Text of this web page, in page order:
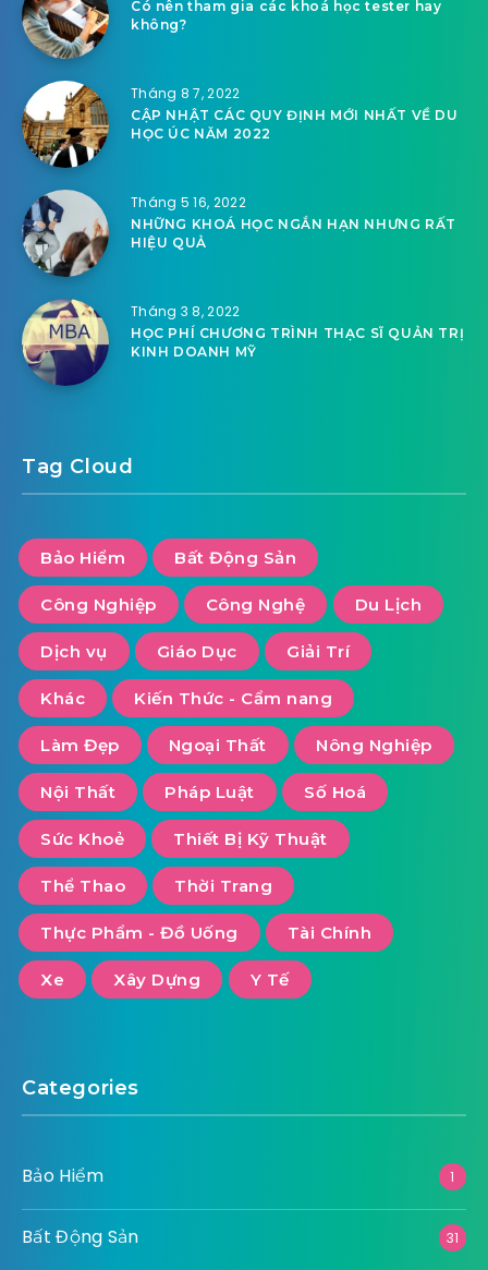
Có nên tham gia các khoá học tester hay
không?
Tháng 8 7, 2022
CẬP NHẬT CÁC QUY ĐỊNH MỚI NHẤT VỀ DU
HỌC ÚC NĂM 2022
Tháng 5 16, 2022
NHỮNG KHOÁ HỌC NGẮN HẠN NHƯNG RẤT
HIỆU QUẢ
Tháng 3 8, 2022
HỌC PHÍ CHƯƠNG TRÌNH THẠC SĨ QUẢN TRỊ
KINH DOANH MỸ
Tag Cloud
Bảo Hiểm Bất Động Sản
Công Nghiệp Công Nghệ Du Lịch
Dịch vụ Giáo Dục Giải Trí
Khác Kiến Thức - Cẩm nang
Làm Đẹp Ngoại Thất Nông Nghiệp
Nội Thất Pháp Luật Số Hoá
Sức Khoẻ Thiết Bị Kỹ Thuật
Thể Thao Thời Trang
Thực Phẩm - Đồ Uống Tài Chính
Xe Xây Dựng Y Tế
Categories
Bảo Hiểm 1
Bất Động Sản 31